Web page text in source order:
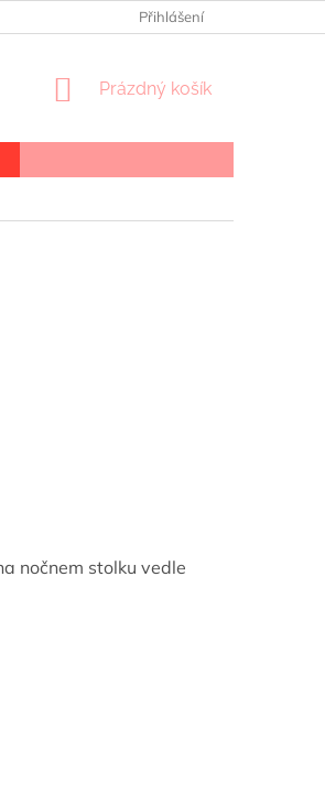
Přihlášení
NÁKUPNÍ
Prázdný košík
nočnem stolku vedle